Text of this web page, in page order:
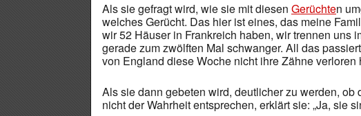
Als sie gefragt wird, wie sie mit diesen Gerüchten
welches Gerücht. Das hier ist eines, das meine
wir 52 Häuser in Frankreich haben, wir trennen uns
gerade zum zwölften Mal schwanger. All das
von England diese Woche nicht ihre Zähne verloren
Als sie dann gebeten wird, deutlicher zu werden, ob
nicht der Wahrheit entsprechen, erklärt sie: „Ja, sie